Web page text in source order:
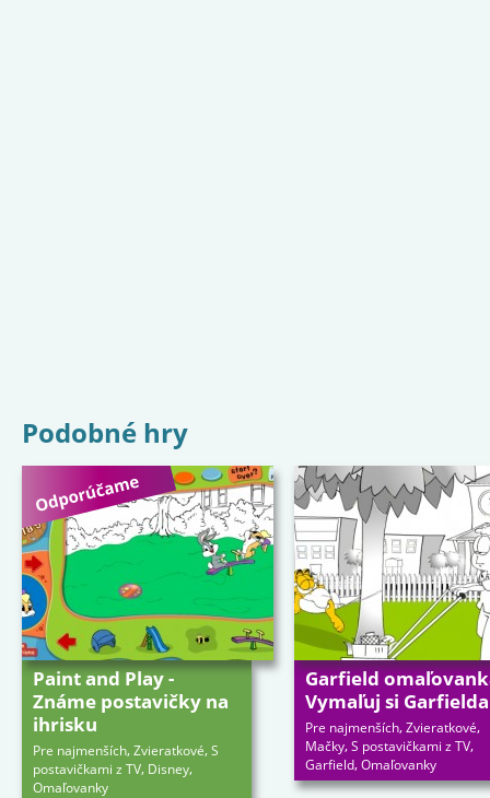
Podobné hry
Paint and Play -
Známe postavičky na
ihrisku
Pre najmenších,Zvieratkové,S
postavičkami z TV, Disney,
Omaľovanky
Garfield
Vymaľuj si Garfielda
Pre najmenších,Zvieratkové,
Mačky,S postavičkami z TV,
Garfield,Omaľovanky